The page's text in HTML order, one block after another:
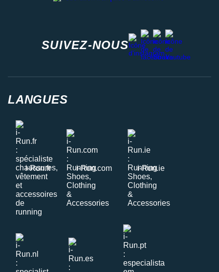
SUIVEZ-NOUS
instagram
facebook
stravayoutube
LANGUES
i-Run.fr i-Run.com i-Run.ie